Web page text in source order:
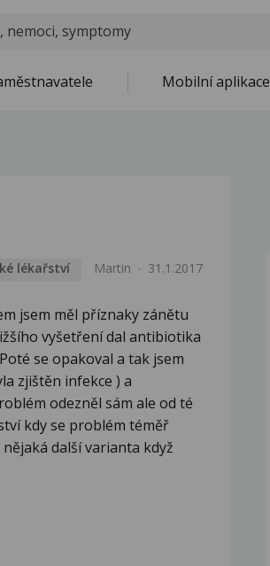
Mobilní aplikace
lékařství Martin 31.1.2017
jsem měl příznaky zánětu
vyšetření dal antibiotika
se opakoval a tak jsem
zjištěn infekce ) a
odezněl sám ale od té
kdy se problém téměř
další varianta když